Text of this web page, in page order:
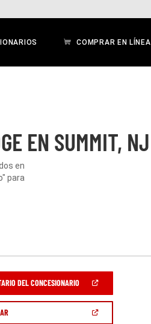
COMPRAR EN LÍNEA
EN SUMMIT, NJ
en
para
DEL CONCESIONARIO(ABRIR
UNA
VENTANA
NUEVA)
(ABRIR